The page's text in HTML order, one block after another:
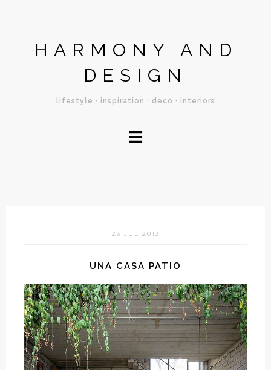
HARMONY AND
DESIGN
lifestyle · inspiration · deco · interiors
≡
23 JUL 2013
UNA CASA PATIO